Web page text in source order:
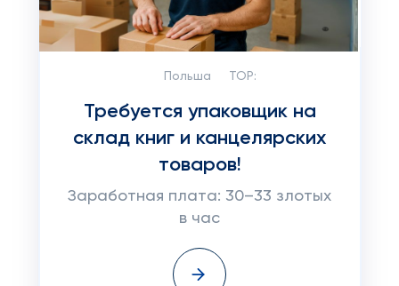
Польша TOP:
Требуется упаковщик на
склад книг и канцелярских
товаров!
Заработная плата: 30–33 злотых
в час